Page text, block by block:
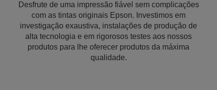
Desfrute de uma impressão fiável sem complicações
com as tintas originais Epson. Investimos em
investigação exaustiva, instalações de produção de
alta tecnologia e em rigorosos testes aos nossos
produtos para lhe oferecer produtos da máxima
qualidade.